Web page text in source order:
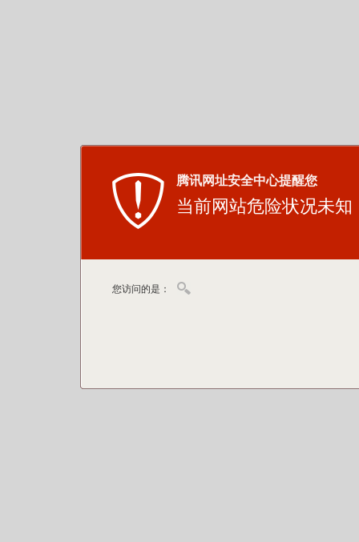
腾讯网址安全中心提醒您
当前网站危险状况未知
您访问的是：